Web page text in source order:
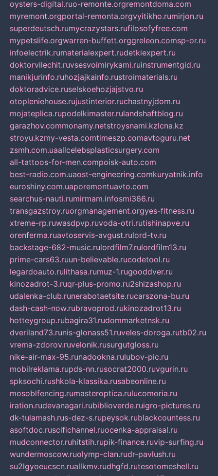
oysters-digital.ruo-remonte.orgremontdoma.com
myremont.orgportal-remonta.orgvyitikho.rumirjon.ru
superdeutsch.rumycrazystars.rufilosofyfree.com
mypetslife.orgwarren-buffett.orggreleon.comsp-or.ru
infoelectrik.rumaterialexpert.rudetkiexpert.ru
doktorvilechit.ruvsesvoimirykami.ruinstrumentgid.ru
manikjurinfo.ruhozjajkainfo.rustroimaterials.ru
doktoradvice.ruselskoehozjajstvo.ru
otopleniehouse.rujustinterior.ruchastnyjdom.ru
mojateplica.rupodelkimaster.rulandshaftblog.ru
garazhov.commonamy.netstroysnami.kzlcna.kz
stroyu.kzmy-vesta.comtimeszp.comavtoguru.net
zsmh.com.uaallcelebsplasticsurgery.com
all-tattoos-for-men.compoisk-auto.com
best-radio.com.uaost-engineering.comkuryatnik.info
euroshiny.com.uaporemontuavto.com
searchus-nauti.rumirmam.infosmi366.ru
transgazstroy.ruorgmanagement.orgyes-fitness.ru
xtreme-rp.ruwasdpvp.ruvoda-otri.rutishinapve.ru
orenferma.ruavtoservis-avgust.rulord-tv.ru
backstage-682-music.rulordfilm7.rulordfilm13.ru
prime-cars63.ruun-believable.rucodetool.ru
legardoauto.rulithasa.rumuz-1.rugooddver.ru
kinozadrot-3.ruqr-plus-promo.ru2shizashop.ru
udalenka-club.runerabotaetsite.rucarszona-bu.ru
dash-cash-now.rubravoprod.rukinozadrot13.ru
hotteygroup.rubagira31.rudommarketnsk.ru
dveriland73.runis-glonass51.ruveles-doroga.rutb02.ru
vrema-zdorov.ruvelonik.rusurgutgloss.ru
nike-air-max-95.runadookna.rulubov-pic.ru
mobilreklama.rupds-nn.rusocrat2000.ruvgurin.ru
spksochi.rushkola-klassika.rusabeonline.ru
mosoblfencing.rumasteroptica.rulucomoria.ru
iration.rudevanagari.rubiblioverde.ruigro-pictures.ru
dk-tulamash.rus-dez-s.rupeysok.rublackcountess.ru
asoftdoc.ruscifichannel.ruocenka-appraisal.ru
mudconnector.ruhitstih.rupik-finance.ruvip-surfing.ru
wundermoscow.ruolymp-clan.rudr-pavlush.ru
su2lgyoeucscn.ruallkmv.rudhgfd.rutesotomeshell.ru